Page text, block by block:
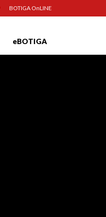
BOTIGA OnLINE
eBOTIGA